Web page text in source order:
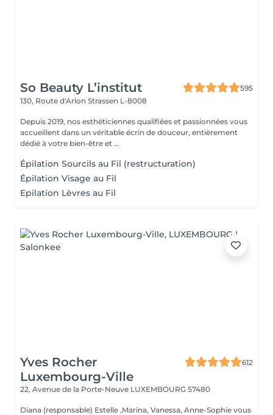
So Beauty L’institut
595
130, Route d'Arlon Strassen L-8008
Depuis 2019, nos esthéticiennes qualifiées et passionnées vous
accueillent dans un véritable écrin de douceur, entièrement
dédié à votre bien-être et ...
Épilation Sourcils au Fil (restructuration)
Épilation Visage au Fil
Epilation Lèvres au Fil
Yves Rocher
Luxembourg-Ville
612
22, Avenue de la Porte-Neuve LUXEMBOURG 57480
Diana (responsable) Estelle ,Marina, Vanessa, Anne-Sophie vous